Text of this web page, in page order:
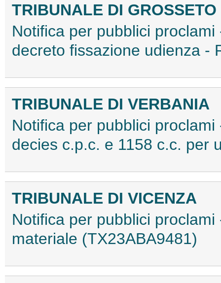
TRIBUNALE DI GROSSETO
Notifica per pubblici
decreto fissazione udienza -
TRIBUNALE DI VERBANIA
Notifica per pubblici
decies c.p.c. e 1158 c.c. per
TRIBUNALE DI VICENZA
Notifica per pubblici
materiale (TX23ABA9481)